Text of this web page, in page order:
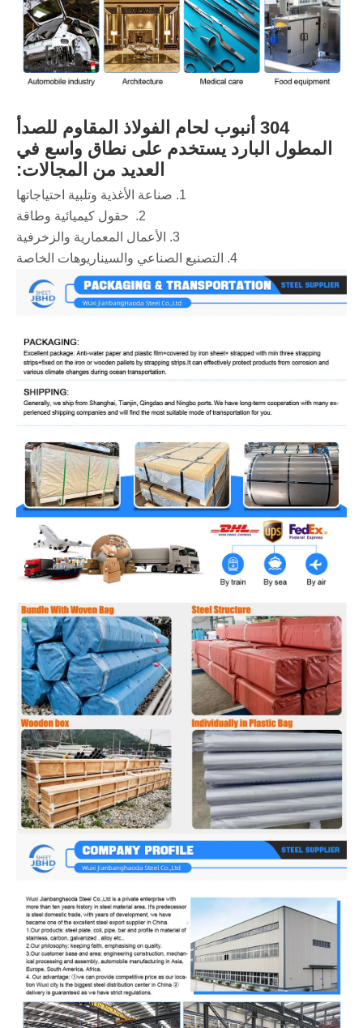
304 أنبوب لحام الفولاذ المقاوم للصدأ
المطول البارد يستخدم على نطاق واسع في
العديد من المجالات:
‌1. صناعة الأغذية وتلبية احتياجاتها
2. ‌ حقول كيميائية وطاقة
3. الأعمال المعمارية والزخرفية
4. التصنيع الصناعي والسيناريوهات الخاصة